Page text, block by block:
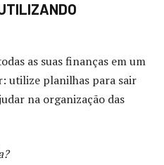
as suas finanças em um
utilize planilhas para sair
na organização das